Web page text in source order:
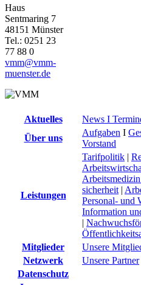
Haus
Sentmaring 7
48151 Münster
Tel.: 0251 23
77 88 0
vmm@vmm-
muenster.de
Aktuelles
News I
Über uns
Aufgaben I
Vorstand
Leistungen
Tarifpolitik |
sicherheit |
Personal- und
Information
|
Mitglieder
Unsere
Netzwerk
Unsere Partner
Datenschutz